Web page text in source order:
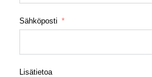
Sähköposti
Lisätietoa